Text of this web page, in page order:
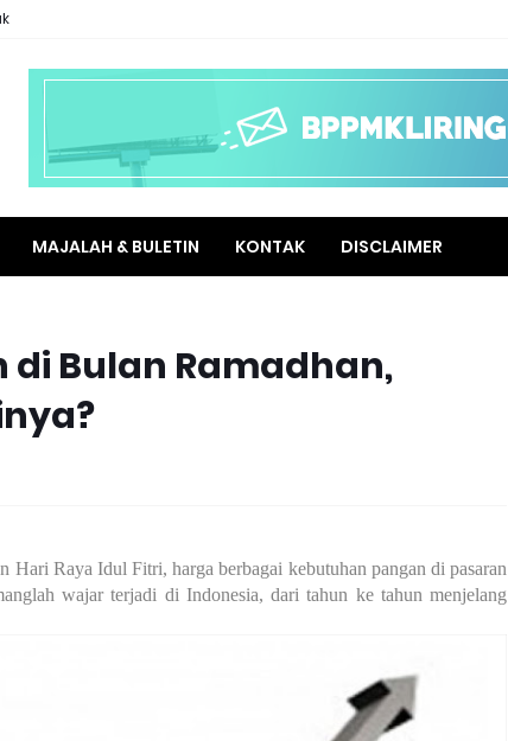
MAJALAH & BULETIN KONTAK DISCLAIMER
di Bulan Ramadhan,
Hari Raya Idul Fitri, harga berbagai kebutuhan pangan di pasaran
wajar terjadi di Indonesia, dari tahun ke tahun menjelang